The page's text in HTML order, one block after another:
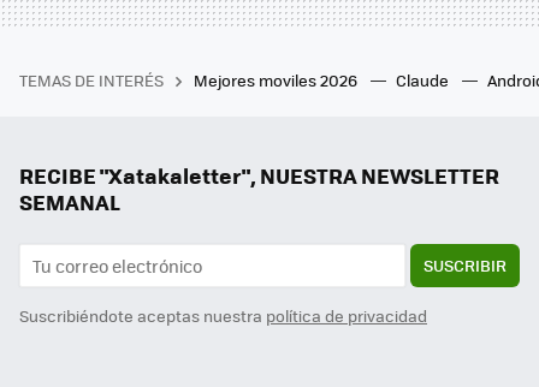
TEMAS DE INTERÉS Mejores moviles 2026 Claude
RECIBE "Xatakaletter", NUESTRA NEWSLETTER
SEMANAL
SUSCRIBIR
Suscribiéndote aceptas nuestra política de privacidad